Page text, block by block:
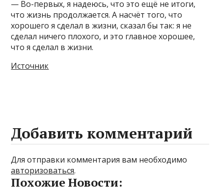
— Во-первых, я надеюсь, что это ещё не итоги,
что жизнь продолжается. А насчёт того, что
хорошего я сделал в жизни, сказал бы так: я не
сделал ничего плохого, и это главное хорошее,
что я сделал в жизни.
Источник
Добавить комментарий
Для отправки комментария вам необходимо
авторизоваться.
Похожие Новости: